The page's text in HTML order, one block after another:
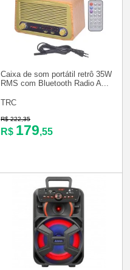
Caixa de som portátil retrô 35W
RMS com Bluetooth Radio A...
TRC
R$ 222,35
R$ 179,55